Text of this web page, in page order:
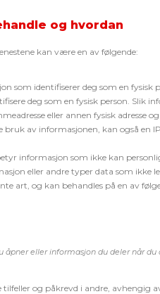
og hvordan
kan være en av følgende:
som identifiserer deg som en fysisk
deg som en fysisk person. Slik
eller annen fysisk adresse
bruk av informasjonen, kan også en
informasjon som ikke kan
eller andre typer data som ikke
art, og kan behandles på en av
åpner eller informasjon du deler når
og påkrevd i andre, avhengig